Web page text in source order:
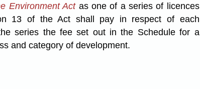
Environment Actas one of a series of licences
13 of the Act shall pay in respect of each
series the fee set out in the Schedule for a
and category of development.